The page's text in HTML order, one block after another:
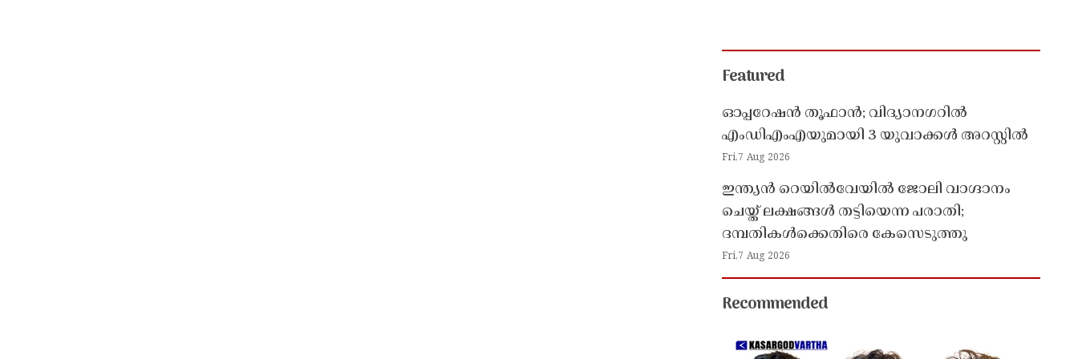
Featured
ഓപ്പറേഷൻ തൂഫാൻ; വിദ്യാനഗറിൽ
എംഡിഎംഎയുമായി 3 യുവാക്കൾ അറസ്റ്റിൽ
Fri,7 Aug 2026
ഇന്ത്യൻ റെയിൽവേയിൽ ജോലി വാഗ്ദാനം
ചെയ്ത് ലക്ഷങ്ങൾ തട്ടിയെന്ന പരാതി;
ദമ്പതികൾക്കെതിരെ കേസെടുത്തു
Fri,7 Aug 2026
Recommended